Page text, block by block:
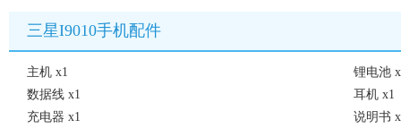
三星I9010手机配件
主机 x1
锂电池
数据线 x1
耳机 x1
充电器 x1
说明书